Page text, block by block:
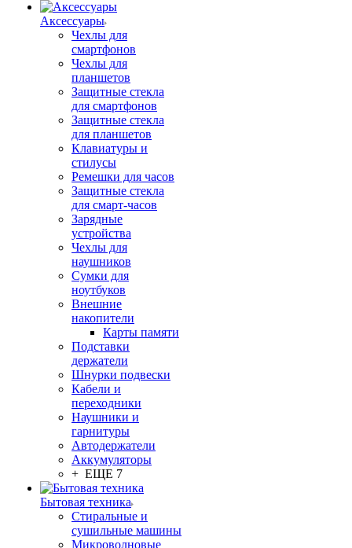
Аксессуары
Чехлы для
смартфонов
Чехлы для
планшетов
Защитные стекла
для смартфонов
Защитные стекла
для планшетов
Клавиатуры и
стилусы
Ремешки для часов
Защитные стекла
для смарт-часов
Зарядные
устройства
Чехлы для
наушников
Сумки для
ноутбуков
Внешние
накопители
Карты памяти
Подставки
держатели
Шнурки подвески
Кабели и
переходники
Наушники и
гарнитуры
Автодержатели
Аккумуляторы
+ ЕЩЕ 7
Бытовая техника
Стиральные и
сушильные машины
Микроволновые